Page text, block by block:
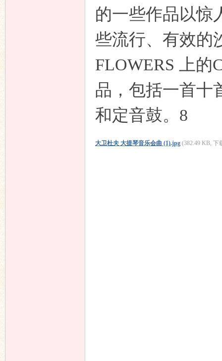
的一些作品以惊
些流行、有效的
FLOWERS 上的
品，包括一首十
和定音鼓。8
大卫杜夫 大提琴音乐会曲 (1).jpg (382.49 KB, 下